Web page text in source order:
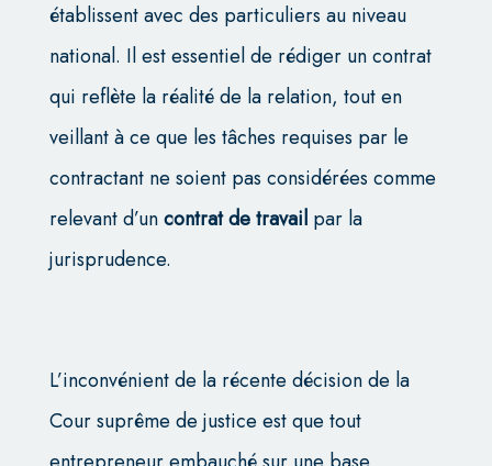
établissent avec des particuliers au niveau
national. Il est essentiel de rédiger un contrat
qui reflète la réalité de la relation, tout en
veillant à ce que les tâches requises par le
contractant ne soient pas considérées comme
relevant d’uncontrat de travailpar la
jurisprudence.
L’inconvénient de la récente décision de la
Cour suprême de justice est que tout